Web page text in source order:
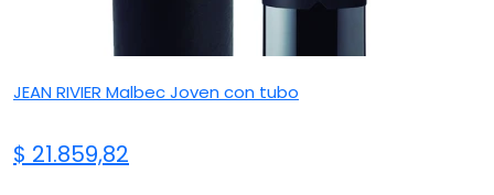
JEAN RIVIER Malbec Joven con tubo
$ 21.859,82